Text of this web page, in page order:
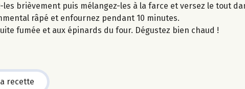
les brièvement puis mélangez-les à la farce et versez le tout
râpé et enfournez pendant 10 minutes.
fumée et aux épinards du four. Dégustez bien chaud !
recette